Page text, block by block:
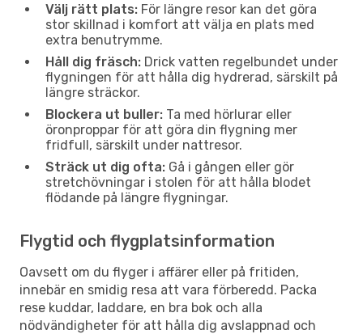
Välj rätt plats: För längre resor kan det göra
stor skillnad i komfort att välja en plats med
extra benutrymme.
Håll dig fräsch: Drick vatten regelbundet under
flygningen för att hålla dig hydrerad, särskilt på
längre sträckor.
Blockera ut buller: Ta med hörlurar eller
öronproppar för att göra din flygning mer
fridfull, särskilt under nattresor.
Sträck ut dig ofta: Gå i gången eller gör
stretchövningar i stolen för att hålla blodet
flödande på längre flygningar.
Flygtid och flygplatsinformation
Oavsett om du flyger i affärer eller på fritiden,
innebär en smidig resa att vara förberedd. Packa
rese kuddar, laddare, en bra bok och alla
nödvändigheter för att hålla dig avslappnad och